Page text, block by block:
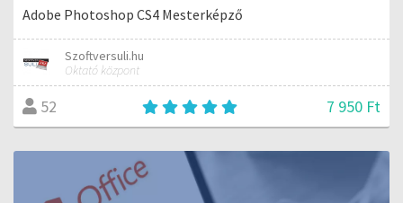
Adobe Photoshop CS4 Mesterképző
Szoftversuli.hu
Oktató központ
52 7 950 Ft